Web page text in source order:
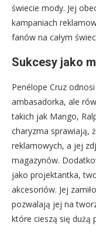
świecie mody. Jej
kampaniach
fanów na całym
Sukcesy jako
Penélope Cruz
ambasadorka, ale
takich jak Mango,
charyzma sprawiają,
reklamowych, a jej
magazynów.
jako projektantka,
akcesoriów. Jej
pozwalają jej na
które cieszą się dużą